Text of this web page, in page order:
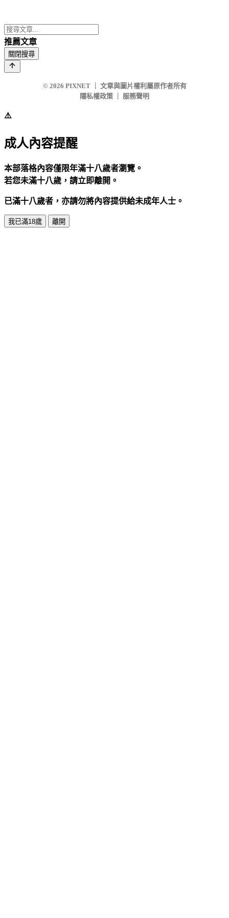
推薦文章
關閉搜尋
© 2026 PIXNET
文章與圖片權利屬原作者所有
隱私權政策
服務聲明
⚠️
成人內容提醒
本部落格內容僅限年滿十八歲者瀏覽。
若您未滿十八歲，請立即離開。
已滿十八歲者，亦請勿將內容提供給未成年人士。
我已滿18歲 離開